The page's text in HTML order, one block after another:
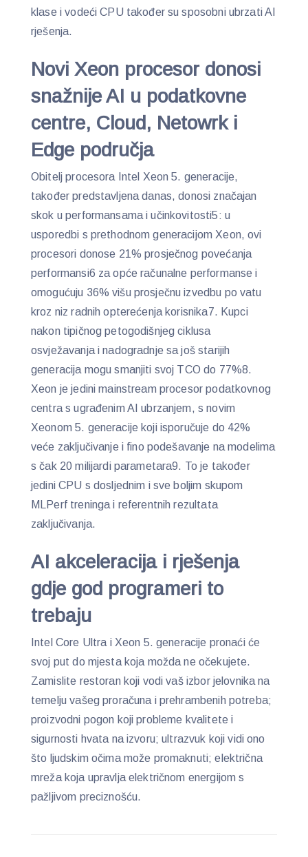
klase i vodeći CPU također su sposobni ubrzati AI
rješenja.
Novi Xeon procesor donosi
snažnije AI u podatkovne
centre, Cloud, Netowrk i
Edge područja
Obitelj procesora Intel Xeon 5. generacije,
također predstavljena danas, donosi značajan
skok u performansama i učinkovitosti5: ​​u
usporedbi s prethodnom generacijom Xeon, ovi
procesori donose 21% prosječnog povećanja
performansi6 za opće računalne performanse i
omogućuju 36% višu prosječnu izvedbu po vatu
kroz niz radnih opterećenja korisnika7. Kupci
nakon tipičnog petogodišnjeg ciklusa
osvježavanja i nadogradnje sa još starijih
generacija mogu smanjiti svoj TCO do 77%8.
Xeon je jedini mainstream procesor podatkovnog
centra s ugrađenim AI ubrzanjem, s novim
Xeonom 5. generacije koji isporučuje do 42%
veće zaključivanje i fino podešavanje na modelima
s čak 20 milijardi parametara9. To je također
jedini CPU s dosljednim i sve boljim skupom
MLPerf treninga i referentnih rezultata
zaključivanja.
AI akceleracija i rješenja
gdje god programeri to
trebaju
Intel Core Ultra i Xeon 5. generacije pronaći će
svoj put do mjesta koja možda ne očekujete.
Zamislite restoran koji vodi vaš izbor jelovnika na
temelju vašeg proračuna i prehrambenih potreba;
proizvodni pogon koji probleme kvalitete i
sigurnosti hvata na izvoru; ultrazvuk koji vidi ono
što ljudskim očima može promaknuti; električna
mreža koja upravlja električnom energijom s
pažljivom preciznošću.